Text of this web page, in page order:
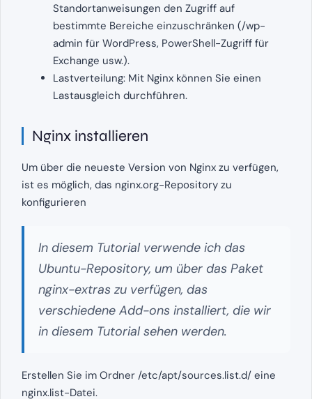
Standortanweisungen den Zugriff auf
bestimmte Bereiche einzuschränken (/wp-
admin für WordPress, PowerShell-Zugriff für
Exchange usw.).
Lastverteilung: Mit Nginx können Sie einen
Lastausgleich durchführen.
Nginx installieren
Um über die neueste Version von Nginx zu verfügen,
ist es möglich, das nginx.org-Repository zu
konfigurieren
In diesem Tutorial verwende ich das
Ubuntu-Repository, um über das Paket
nginx-extras zu verfügen, das
verschiedene Add-ons installiert, die wir
in diesem Tutorial sehen werden.
Erstellen Sie im Ordner /etc/apt/sources.list.d/ eine
nginx.list-Datei.